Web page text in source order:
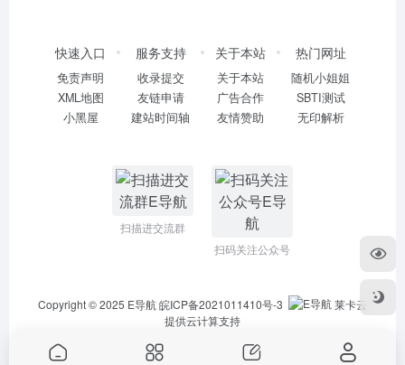
快速入口
免责声明
XML地图
小黑屋
服务支持
收录提交
友链申请
建站时间轴
关于本站
关于本站
广告合作
友情赞助
热门网址
随机小姐姐
SBTI测试
无印解析
扫描进交流群
扫码关注公众号
Copyright © 2025 E导航皖ICP备2021011410号-3
莱卡云
提供云计算支持